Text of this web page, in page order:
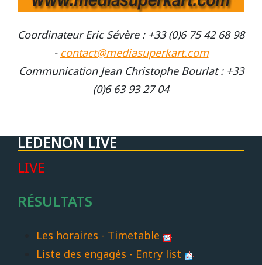
LEDENON LIVE
LIVE
RÉSULTATS
Les horaires - Timetable
Liste des engagés - Entry list
Coordinateur Eric Sévère : +33 (0)6 75 42 68 98
- contact@mediasuperkart.com
Communication Jean Christophe Bourlat : +33
(0)6 63 93 27 04